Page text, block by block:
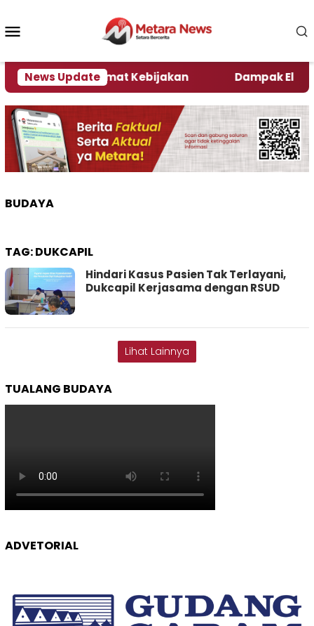
konten
News Update
Kata Pengamat Kebijakan Dampak El Nino,
BUDAYA
TAG:DUKCAPIL
Hindari Kasus Pasien Tak Terlayani,
Dukcapil Kerjasama dengan RSUD
Lihat Lainnya
TUALANG BUDAYA
ADVETORIAL